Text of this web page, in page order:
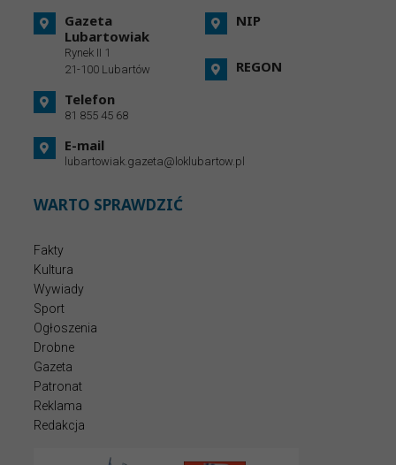
Gazeta
Lubartowiak
Rynek II 1
21-100 Lubartów
Telefon
81 855 45 68
E-mail
lubartowiak.gazeta@loklubartow.pl
NIP
REGON
WARTO SPRAWDZIĆ
Fakty
Kultura
Wywiady
Sport
Ogłoszenia
Drobne
Gazeta
Patronat
Reklama
Redakcja